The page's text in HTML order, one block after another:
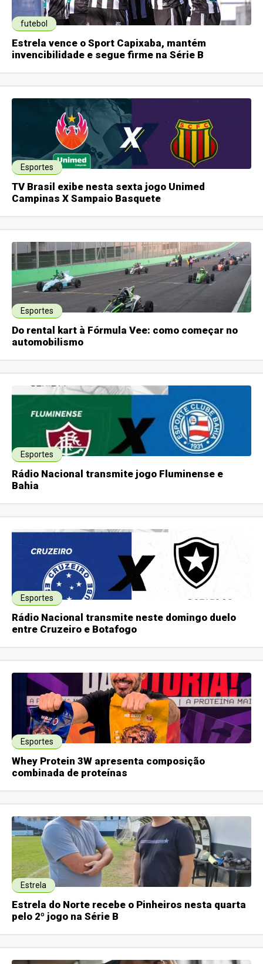
futebol
Estrela vence o Sport Capixaba, mantém
invencibilidade e segue firme na Série B
Esportes
TV Brasil exibe nesta sexta jogo Unimed
Campinas X Sampaio Basquete
Esportes
Do rental kart à Fórmula Vee: como começar no
automobilismo
Esportes
Rádio Nacional transmite jogo Fluminense e
Bahia
Esportes
Rádio Nacional transmite neste domingo duelo
entre Cruzeiro e Botafogo
Esportes
Whey Protein 3W apresenta composição
combinada de proteínas
Estrela
Estrela do Norte recebe o Pinheiros nesta quarta
pelo 2º jogo na Série B